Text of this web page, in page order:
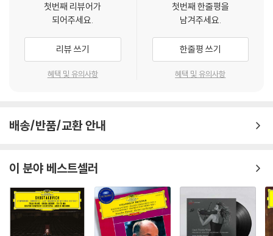
첫번째 리뷰어가
되어주세요.
리뷰 쓰기
혜택 및 유의사항
첫번째 한줄평을
남겨주세요.
한줄평 쓰기
혜택 및 유의사항
배송/반품/교환 안내
이 분야 베스트셀러